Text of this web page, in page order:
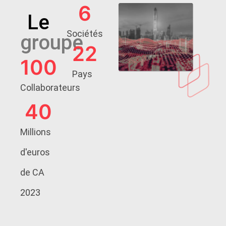
Le
groupe
Collaborateurs
100
Millions
d'euros
de CA
2023
40
Sociétés
6
Pays
22